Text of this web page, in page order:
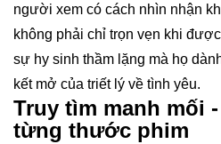
người xem có cách nhìn nhận
không phải chỉ trọn vẹn khi
sự hy sinh thầm lặng mà họ
kết mở của triết lý về tình yêu.
Truy tìm manh mối
từng thước phim